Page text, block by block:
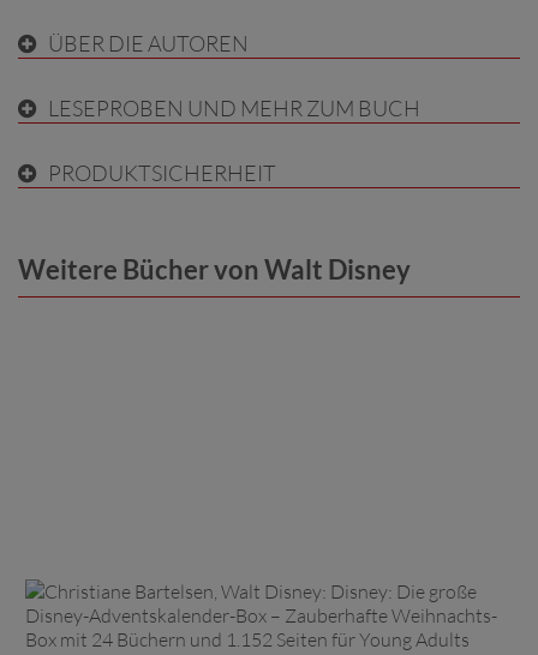
ÜBER DIE AUTOREN
LESEPROBEN UND MEHR ZUM BUCH
PRODUKTSICHERHEIT
Weitere Bücher von Walt Disney